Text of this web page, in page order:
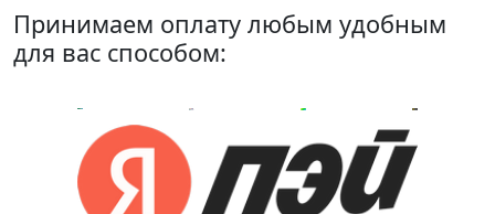
Принимаем оплату любым удобным
для вас способом: